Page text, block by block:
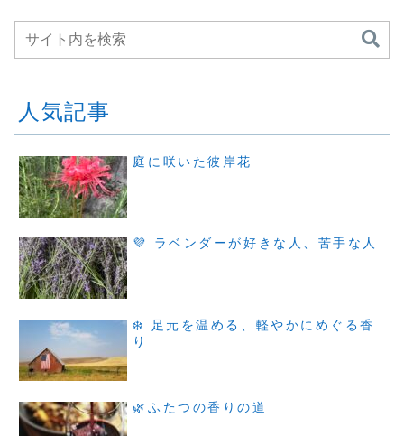
人気記事
庭に咲いた彼岸花
💜 ラベンダーが好きな人、苦手な人
❄️ 足元を温める、軽やかにめぐる香
り
🌿ふたつの香りの道